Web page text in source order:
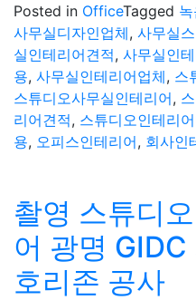
Posted in OfficeTagged
사무실디자인업체, 사무실
실인테리어견적, 사무실인
용, 사무실인테리어업체, 스
스튜디오사무실인테리어,
리어견적, 스튜디오인테리
용, 오피스인테리어, 회사인
촬영 스튜디
어 광명
호리존 공사